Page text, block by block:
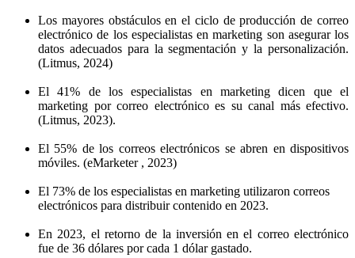
Los mayores obstáculos en el ciclo de producción de correo
electrónico de los especialistas en marketing son asegurar los
datos adecuados para la segmentación y la personalización.
(Litmus, 2024)
El 41% de los especialistas en marketing dicen que el
marketing por correo electrónico es su canal más efectivo.
(Litmus, 2023).
El 55% de los correos electrónicos se abren en dispositivos
móviles. (eMarketer , 2023)
El 73% de los especialistas en marketing utilizaron correos
electrónicos para distribuir contenido en 2023.
En 2023, el retorno de la inversión en el correo electrónico
fue de 36 dólares por cada 1 dólar gastado.